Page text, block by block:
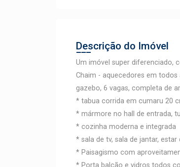
Descrição do Imóvel
Um imóvel super diferenciado,
Chaim - aquecedores em
gazebo, 6 vagas, completa de
* tabua corrida em cumaru 20
* mármore no hall de entrada,
* cozinha moderna e integrada
* sala de tv, sala de jantar, estar
* Paisagismo com
* Porta balcão e vidros todos